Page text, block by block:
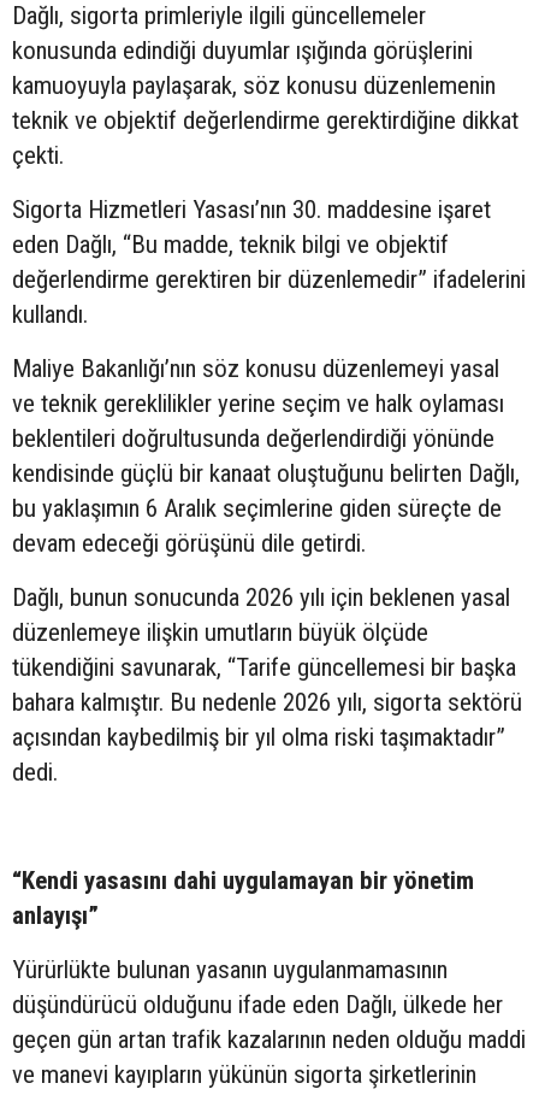
Dağlı, sigorta primleriyle ilgili güncellemeler
konusunda edindiği duyumlar ışığında görüşlerini
kamuoyuyla paylaşarak, söz konusu düzenlemenin
teknik ve objektif değerlendirme gerektirdiğine dikkat
çekti.
Sigorta Hizmetleri Yasası’nın 30. maddesine işaret
eden Dağlı, “Bu madde, teknik bilgi ve objektif
değerlendirme gerektiren bir düzenlemedir” ifadelerini
kullandı.
Maliye Bakanlığı’nın söz konusu düzenlemeyi yasal
ve teknik gereklilikler yerine seçim ve halk oylaması
beklentileri doğrultusunda değerlendirdiği yönünde
kendisinde güçlü bir kanaat oluştuğunu belirten Dağlı,
bu yaklaşımın 6 Aralık seçimlerine giden süreçte de
devam edeceği görüşünü dile getirdi.
Dağlı, bunun sonucunda 2026 yılı için beklenen yasal
düzenlemeye ilişkin umutların büyük ölçüde
tükendiğini savunarak, “Tarife güncellemesi bir başka
bahara kalmıştır. Bu nedenle 2026 yılı, sigorta sektörü
açısından kaybedilmiş bir yıl olma riski taşımaktadır”
dedi.
“Kendi yasasını dahi uygulamayan bir yönetim
anlayışı”
Yürürlükte bulunan yasanın uygulanmamasının
düşündürücü olduğunu ifade eden Dağlı, ülkede her
geçen gün artan trafik kazalarının neden olduğu maddi
ve manevi kayıpların yükünün sigorta şirketlerinin